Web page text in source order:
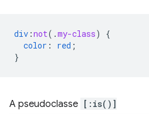
div :not( .my-class)
{
color : red ;
}
A pseudoclasse
[:is()]